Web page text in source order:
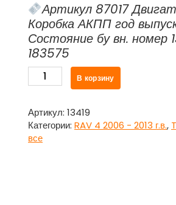
Артикул 87017
Коробка АКПП год
Состояние бу вн. номер
183575
Количество
товара
регулировки
зеркалами
складными
В корзину
Артикул: 13419
Категории: RAV 4 2006 - 2013 г.в.,
все